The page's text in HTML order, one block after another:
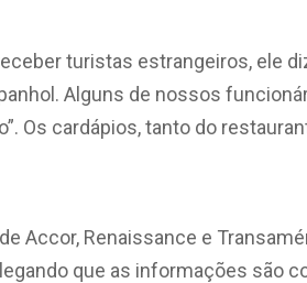
turistas estrangeiros, ele
Alguns de nossos
Os cardápios, tanto do
Accor, Renaissance e
que as informações são